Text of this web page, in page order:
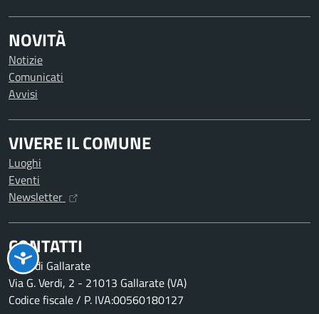
NOVITÀ
Notizie
Comunicati
Avvisi
VIVERE IL COMUNE
Luoghi
Eventi
Newsletter
CONTATTI
Città di Gallarate
Via G. Verdi, 2 - 21013 Gallarate (VA)
Codice fiscale / P. IVA:00560180127